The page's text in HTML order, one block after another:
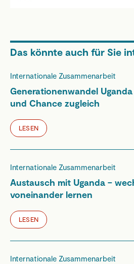
Das könnte auch für Sie
Internationale Zusammenarbeit
Generationenwandel
und Chance zugleich
LESEN
Internationale Zusammenarbeit
Austausch mit Uganda –
voneinander lernen
LESEN
Internationale Zusammenarbeit